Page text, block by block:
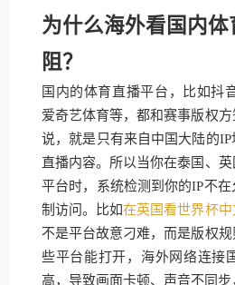
为什么海外看国内
阻？
国内的体育直播平台，比如抖
爱奇艺体育等，都和赛事版权
说，就是只有来自中国大陆的
直播内容。所以当你在泰国、
平台时，系统检测到你的IP不
制访问。比如在英国看世界杯
不是平台故意刁难，而是版权
些平台能打开，海外网络连接
高，导致画面卡顿、声音不同步